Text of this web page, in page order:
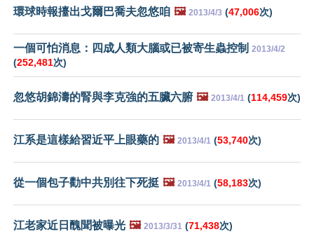
環球時報擡出戈爾巴喬夫忽悠咱 🖼️ 2013/4/3 (47,006次)
一個可怕消息：四成人類大腦或已被寄生蟲控制 2013/4/2
(252,481次)
忽悠胡錦濤的腎與李克強的五臟六腑 🖼️ 2013/4/1 (114,459次)
江系是這樣給習近平上眼藥的 🖼️ 2013/4/1 (53,740次)
從一個包子勸中共別往下死挺 🖼️ 2013/4/1 (58,183次)
江老家近日醜聞被曝光 🖼️ 2013/3/31 (71,438次)